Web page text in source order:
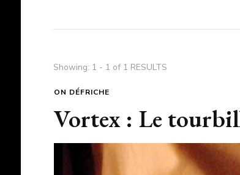
Showing: 1 - 1 of 1 RESULTS
ON DÉFRICHE
Vortex : Le